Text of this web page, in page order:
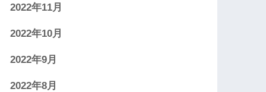
2022年11月
2022年10月
2022年9月
2022年8月